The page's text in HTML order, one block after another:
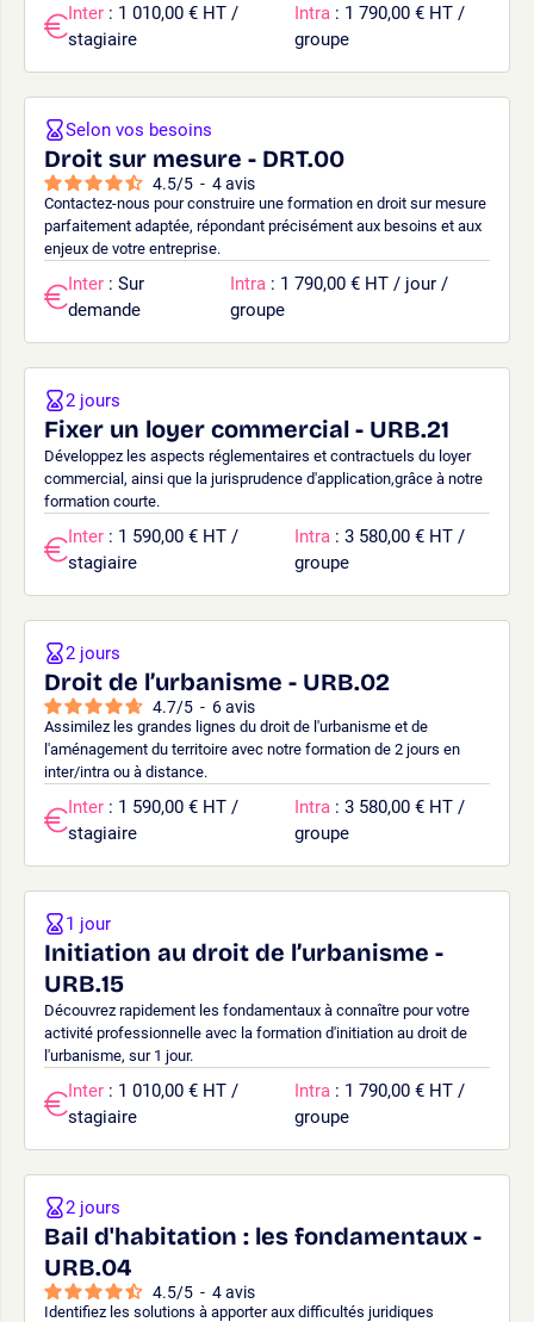
Inter : 1 010,00 € HT /
stagiaire
Intra : 1 790,00 € HT /
groupe
Droit sur mesure - DRT.00
4.5/5 - 4avis
Contactez-nous pour construire une formation en droit sur mesure
parfaitement adaptée, répondant précisément aux besoins et aux
enjeux de votre entreprise.
Selon vos besoins
Inter : Sur
demande
Intra : 1 790,00 € HT / jour /
groupe
Fixer un loyer commercial - URB.21
Développez les aspects réglementaires et contractuels du loyer
commercial, ainsi que la jurisprudence d'application,grâce à notre
formation courte.
2 jours
Inter : 1 590,00 € HT /
stagiaire
Intra : 3 580,00 € HT /
groupe
Droit de l’urbanisme - URB.02
4.7/5 - 6avis
Assimilez les grandes lignes du droit de l'urbanisme et de
l'aménagement du territoire avec notre formation de 2 jours en
inter/intra ou à distance.
2 jours
Inter : 1 590,00 € HT /
stagiaire
Intra : 3 580,00 € HT /
groupe
Initiation au droit de l’urbanisme -
URB.15
Découvrez rapidement les fondamentaux à connaître pour votre
activité professionnelle avec la formation d'initiation au droit de
l'urbanisme, sur 1 jour.
1 jour
Inter : 1 010,00 € HT /
stagiaire
Intra : 1 790,00 € HT /
groupe
Bail d'habitation : les fondamentaux -
URB.04
4.5/5 - 4avis
Identifiez les solutions à apporter aux difficultés juridiques
2 jours